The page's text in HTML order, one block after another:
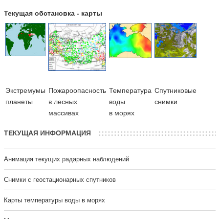
Текущая обстановка - карты
Экстремумы
планеты
Пожароопасность
в лесных
массивах
Температура
воды
в морях
Cпутниковые
снимки
ТЕКУЩАЯ ИНФОРМАЦИЯ
Анимация текущих радарных наблюдений
Cнимки с геостационарных спутников
Карты температуры воды в морях